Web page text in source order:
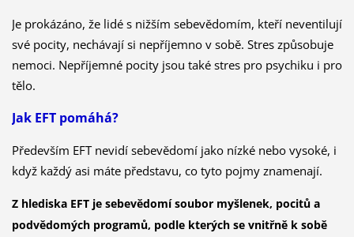
Je prokázáno, že lidé s nižším sebevědomím, kteří neventilují
své pocity, nechávají si nepříjemno v sobě. Stres způsobuje
nemoci. Nepříjemné pocity jsou také stres pro psychiku i pro
tělo.
Jak EFT pomáhá?
Především EFT nevidí sebevědomí jako nízké nebo vysoké, i
když každý asi máte představu, co tyto pojmy znamenají.
Z hlediska EFT je sebevědomí soubor myšlenek, pocitů a
podvědomých programů, podle kterých se vnitřně k sobě